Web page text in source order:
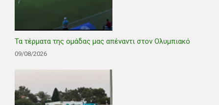
Τα τέρματα της ομάδας μας απέναντι στον Ολυμπιακό
09/08/2026